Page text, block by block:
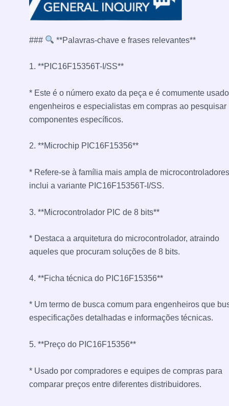
### **Palavras-chave e frases relevantes**
1. **PIC16F15356T-I/SS**
* Este é o número exato da peça e é comumente
engenheiros e especialistas em compras ao pesquisar
componentes específicos.
2. **Microchip PIC16F15356**
* Refere-se à família mais ampla de
inclui a variante PIC16F15356T-I/SS.
3. **Microcontrolador PIC de 8 bits**
* Destaca a arquitetura do microcontrolador, atraindo
aqueles que procuram soluções de 8 bits.
4. **Ficha técnica do PIC16F15356**
* Um termo de busca comum para engenheiros que
especificações detalhadas e informações técnicas.
5. **Preço do PIC16F15356**
* Usado por compradores e equipes de compras para
comparar preços entre diferentes distribuidores.